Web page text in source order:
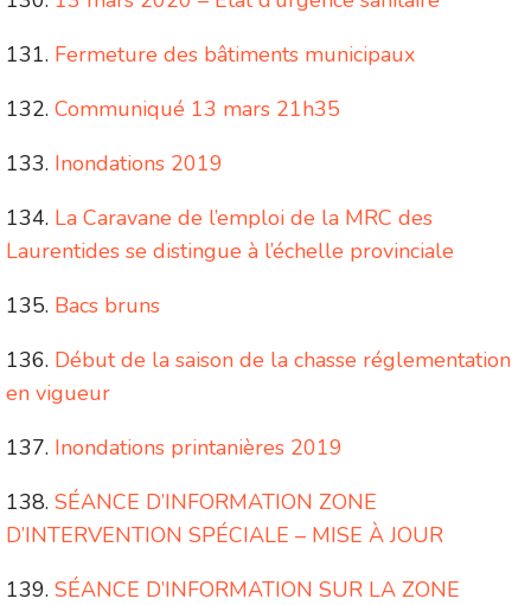
Fermeture des bâtiments municipaux
Communiqué 13 mars 21h35
Inondations 2019
La Caravane de l’emploi de la MRC des
Laurentides se distingue à l’échelle provinciale
Bacs bruns
Début de la saison de la chasse réglementation
en vigueur
Inondations printanières 2019
SÉANCE D’INFORMATION ZONE
D’INTERVENTION SPÉCIALE – MISE À JOUR
SÉANCE D’INFORMATION SUR LA ZONE